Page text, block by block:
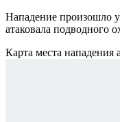
Нападение произошло
атаковала подводного
Карта места нападения